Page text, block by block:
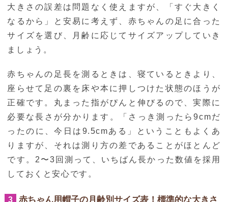
大きさの誤差は問題なく使えますが、「すぐ大きく
なるから」と安易に考えず、赤ちゃんの足に合った
サイズを選び、月齢に応じてサイズアップしていき
ましょう。
赤ちゃんの足長を測るときは、寝ているときより、
座らせて足の裏を床や本に押しつけた状態のほうが
正確です。丸まった指がぴんと伸びるので、実際に
必要な長さが分かります。「さっき測ったら9cmだ
ったのに、今日は9.5cmある」ということもよくあ
りますが、それは測り方の差であることがほとんど
です。2〜3回測って、いちばん長かった数値を採用
しておくと安心です。
3
赤ちゃん用帽子の月齢別サイズ表！標準的な大きさ